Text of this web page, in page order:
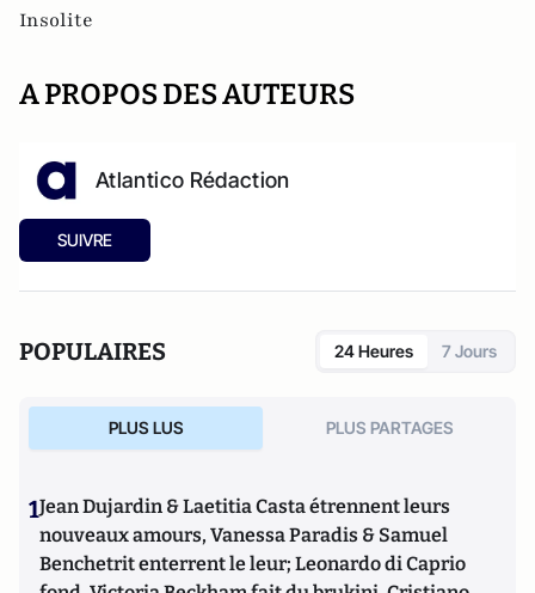
Insolite
A PROPOS DES AUTEURS
Atlantico Rédaction
SUIVRE
POPULAIRES 24 Heures 7 Jours
PLUS LUS PLUS PARTAGES
1Jean Dujardin & Laetitia Casta étrennent leurs
nouveaux amours, Vanessa Paradis & Samuel
Benchetrit enterrent le leur; Leonardo di Caprio